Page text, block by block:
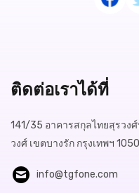
ติดต่อเราได้ที่
141/35 อาคารสกุลไทยสุรวง
วงศ์ เขตบางรัก กรุงเทพฯ
info@tgfone.com